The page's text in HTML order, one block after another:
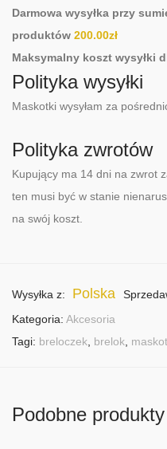
Darmowa wysyłka przy
produktów 200.00zł
Maksymalny koszt wysyłki
Polityka wysyłki
Maskotki wysyłam za
Polityka zwrotów
Kupujący ma 14 dni na zwrot
ten musi być w stanie
na swój koszt.
Wysyłka z: Polska
Kategoria: Akcesoria
Tagi: breloczek brelok
Podobne produkty